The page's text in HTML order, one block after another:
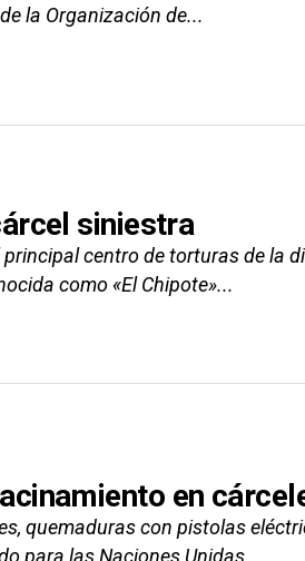
la Organización de...
siniestra
centro de torturas de la
como «El Chipote»...
en
quemaduras con pistolas
para las Naciones Unidas...